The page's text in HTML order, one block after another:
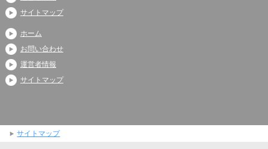
サイトマップ
ホーム
お問い合わせ
運営者情報
サイトマップ
サイトマップ